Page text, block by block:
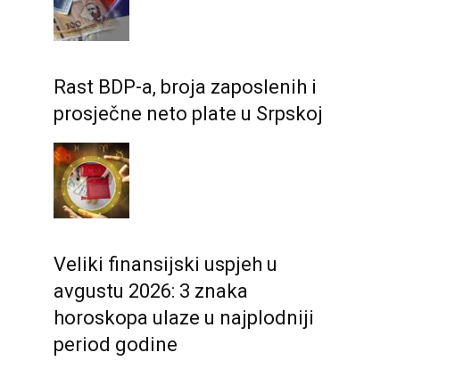
Rast BDP-a, broja zaposlenih i
prosječne neto plate u Srpskoj
Veliki finansijski uspjeh u
avgustu 2026: 3 znaka
horoskopa ulaze u najplodniji
period godine